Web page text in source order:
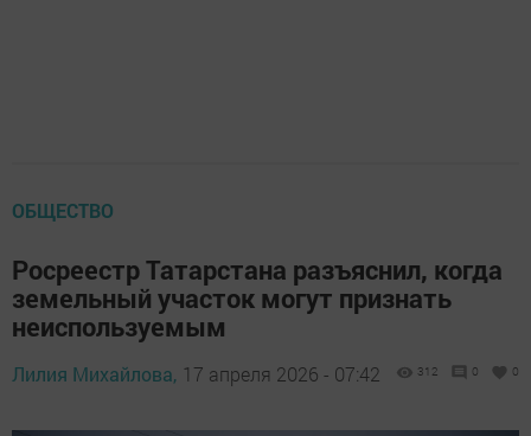
ОБЩЕСТВО
Росреестр Татарстана разъяснил, когда
земельный участок могут признать
неиспользуемым
Лилия Михайлова, 17 апреля 2026 - 07:42 312 0 0